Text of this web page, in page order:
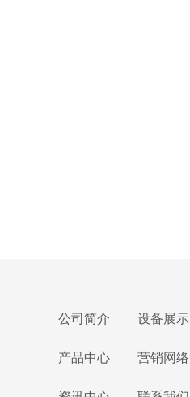
设备展示
营销网络
公司简介
产品中心